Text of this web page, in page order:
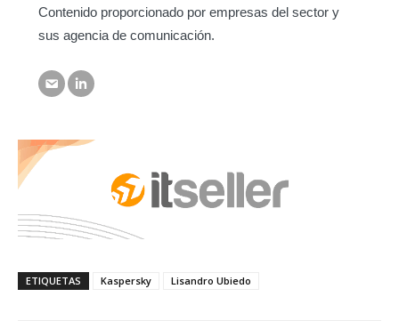
Contenido proporcionado por empresas del sector y
sus agencia de comunicación.
ETIQUETAS Kaspersky Lisandro Ubiedo